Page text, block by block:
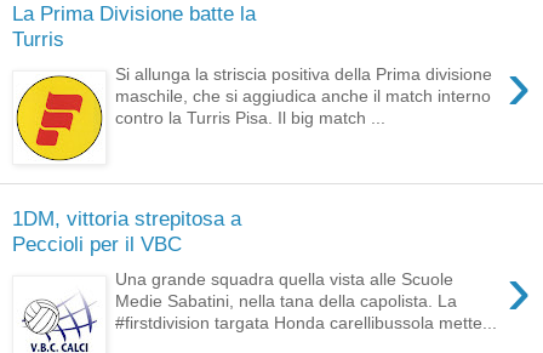
La Prima Divisione batte la
Turris
›
Si allunga la striscia positiva della Prima divisione
maschile, che si aggiudica anche il match interno
contro la Turris Pisa. Il big match ...
1DM, vittoria strepitosa a
Peccioli per il VBC
›
Una grande squadra quella vista alle Scuole
Medie Sabatini, nella tana della capolista. La
#firstdivision targata Honda carellibussola mette...